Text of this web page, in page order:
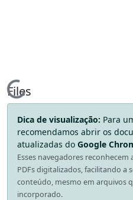
Loading...
Files
Dica de visualização: Para
recomendamos abrir os
atualizadas do Google
Esses navegadores
PDFs digitalizados, facilitando a
conteúdo, mesmo em arquivos
incorporado.